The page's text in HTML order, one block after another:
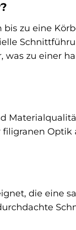
zu eine
zu einer
die eine